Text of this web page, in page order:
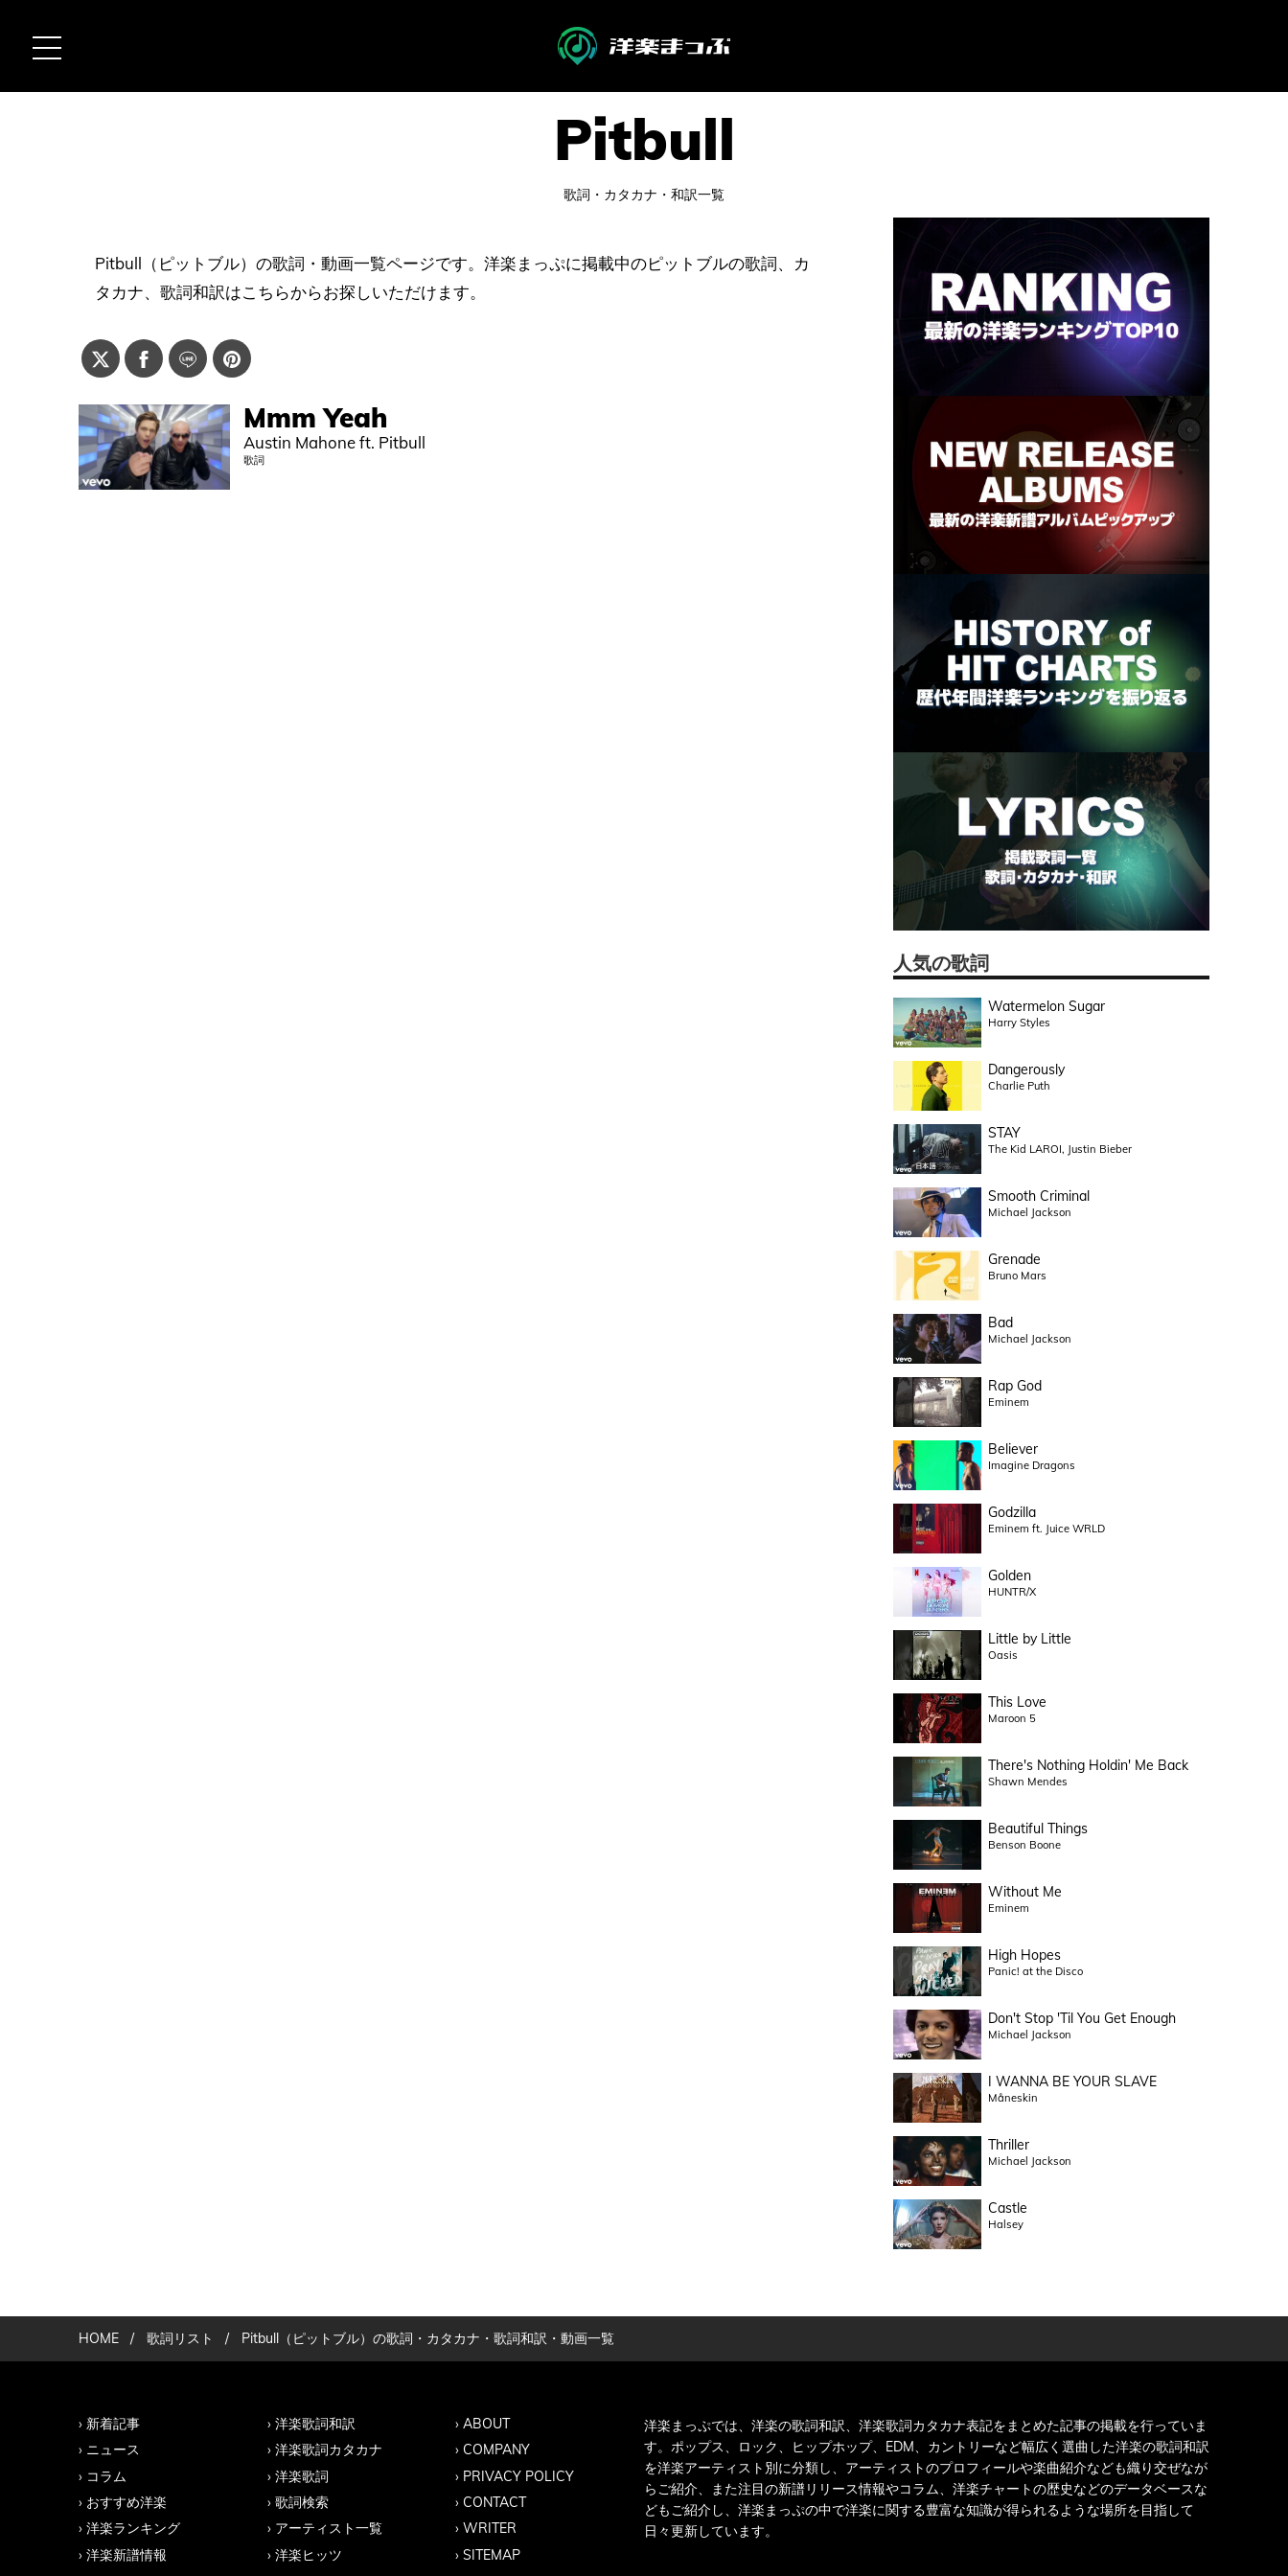
歌詞・カタカナ・和訳一覧
Pitbull（ピットブル）の歌詞・動画一覧ページです。洋楽まっぷに掲載中のピットブルの歌詞、カ
タカナ、歌詞和訳はこちらからお探しいただけます。
Mmm Yeah
Austin Mahone ft. Pitbull
歌詞
人気の歌詞
Watermelon Sugar
Harry Styles
Dangerously
Charlie Puth
STAY
The Kid LAROI, Justin Bieber
Smooth Criminal
Michael Jackson
Grenade
Bruno Mars
Bad
Michael Jackson
Rap God
Eminem
Believer
Imagine Dragons
Godzilla
Eminem ft. Juice WRLD
Golden
HUNTR/X
Little by Little
Oasis
This Love
Maroon 5
There's Nothing Holdin' Me Back
Shawn Mendes
Beautiful Things
Benson Boone
Without Me
Eminem
High Hopes
Panic! at the Disco
Don't Stop 'Til You Get Enough
Michael Jackson
I WANNA BE YOUR SLAVE
Måneskin
Thriller
Michael Jackson
Castle
Halsey
HOME / 歌詞リスト / Pitbull（ピットブル）の歌詞・カタカナ・歌詞和訳・動画一覧
新着記事
ニュース
コラム
おすすめ洋楽
洋楽ランキング
洋楽新譜情報
洋楽歌詞和訳
洋楽歌詞カタカナ
洋楽歌詞
歌詞検索
アーティスト一覧
洋楽ヒッツ
ABOUT
COMPANY
PRIVACY POLICY
CONTACT
WRITER
SITEMAP
洋楽まっぷでは、洋楽の歌詞和訳、洋楽歌詞カタカナ表記をまとめた記事の掲載を行っていま
す。ポップス、ロック、ヒップホップ、EDM、カントリーなど幅広く選曲した洋楽の歌詞和訳
を洋楽アーティスト別に分類し、アーティストのプロフィールや楽曲紹介なども織り交ぜなが
らご紹介、また注目の新譜リリース情報やコラム、洋楽チャートの歴史などのデータベースな
どもご紹介し、洋楽まっぷの中で洋楽に関する豊富な知識が得られるような場所を目指して
日々更新しています。